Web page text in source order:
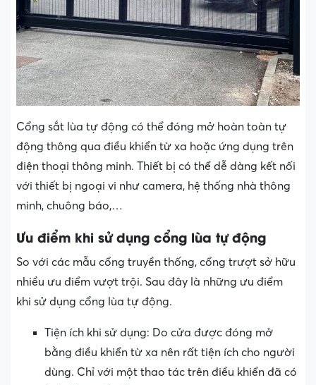
Cổng sắt lùa tự động có thể đóng mở hoàn toàn tự
động thông qua điều khiển từ xa hoặc ứng dụng trên
điện thoại thông minh. Thiết bị có thể dễ dàng kết nối
với thiết bị ngoại vi như camera, hệ thống nhà thông
minh, chuông báo,…
Ưu điểm khi sử dụng cổng lùa tự động
So với các mẫu cổng truyền thống, cổng trượt sở hữu
nhiều ưu điểm vượt trội. Sau đây là những ưu điểm
khi sử dụng cổng lùa tự động.
Tiện ích khi sử dụng: Do cửa được đóng mở
bằng điều khiển từ xa nên rất tiện ích cho người
dùng. Chỉ với một thao tác trên điều khiển đã có